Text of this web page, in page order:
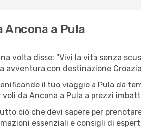
Ancona a Pula
volta disse: "Vivi la vita senza
avventura con destinazione
il tuo viaggio a Pula da
voli da Ancona a Pula a prezzi
ciò che devi sapere per
essenziali e consigli di